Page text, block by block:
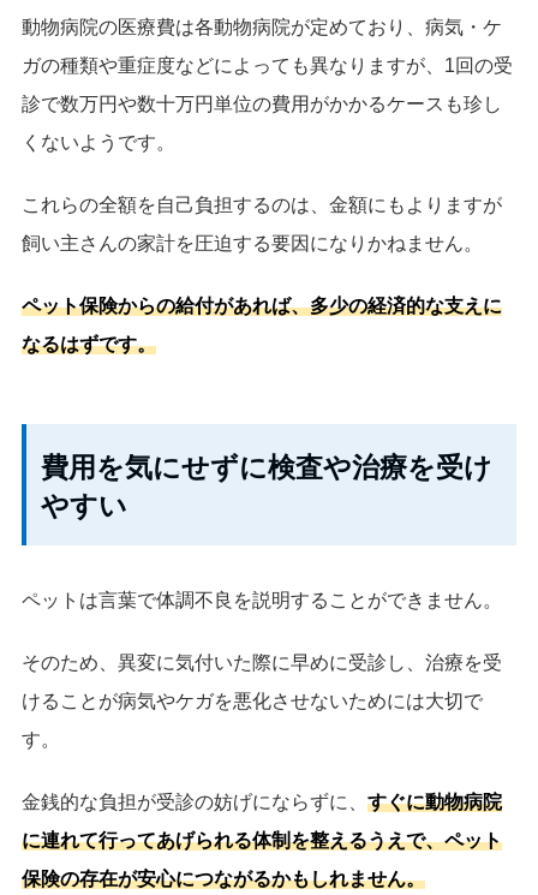
動物病院の医療費は各動物病院が定めており、病気・ケ
ガの種類や重症度などによっても異なりますが、1回の受
診で数万円や数十万円単位の費用がかかるケースも珍し
くないようです。
これらの全額を自己負担するのは、金額にもよりますが
飼い主さんの家計を圧迫する要因になりかねません。
ペット保険からの給付があれば、多少の経済的な支えに
なるはずです。
費用を気にせずに検査や治療を受け
やすい
ペットは言葉で体調不良を説明することができません。
そのため、異変に気付いた際に早めに受診し、治療を受
けることが病気やケガを悪化させないためには大切で
す。
金銭的な負担が受診の妨げにならずに、 すぐに動物病院
に連れて行ってあげられる体制を整えるうえで、ペット
保険の存在が安心につながるかもしれません。